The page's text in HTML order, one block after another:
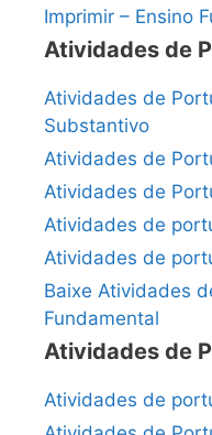
Imprimir – Ensino
Atividades de
Atividades de
Substantivo
Atividades de
Atividades de
Atividades de
Atividades de
Baixe Atividades
Fundamental
Atividades de
Atividades de